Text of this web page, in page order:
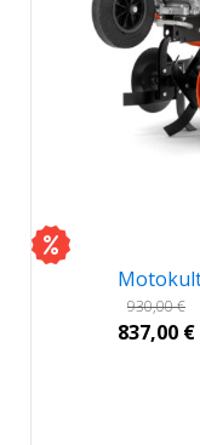
930,00€
837,00 €